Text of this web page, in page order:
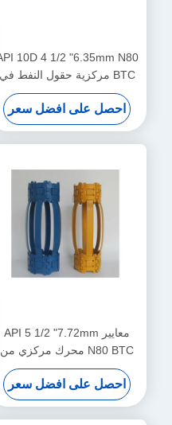
API 10D 4 1/2 "6.35mm N80
BTC مركزية حقول النفط في
عمليات النفط والغاز
احصل على افضل سعر
معايير API 5 1/2 "7.72mm
N80 BTC محرك مركزي من
نوع دبوس للحد من نقل محرك
المركز في عمليات النفط والغاز
احصل على افضل سعر